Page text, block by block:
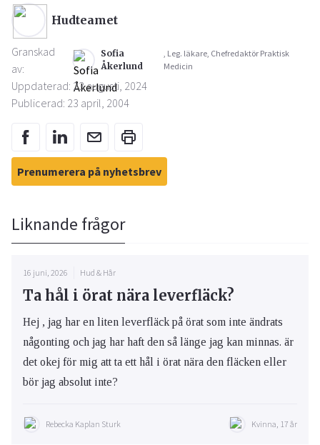
Hudteamet
Granskad
av:
Sofia
Åkerlund
, Leg. läkare, Chefredaktör Praktisk
Medicin
Uppdaterad: 23 augusti, 2024
Publicerad: 23 april, 2004
Prenumerera på nyhetsbrev
Liknande frågor
16 juni, 2026 Hud & Hår
Ta hål i örat nära leverfläck?
Hej , jag har en liten leverfläck på örat som inte ändrats
någonting och jag har haft den så länge jag kan minnas. är
det okej för mig att ta ett hål i örat nära den fläcken eller
bör jag absolut inte?
Rebecka Kaplan Sturk Kvinna, 17 år